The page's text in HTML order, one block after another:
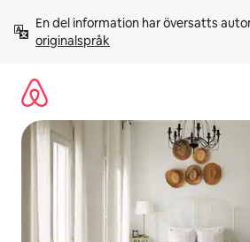
innehåll
En del information har översatts
originalspråk